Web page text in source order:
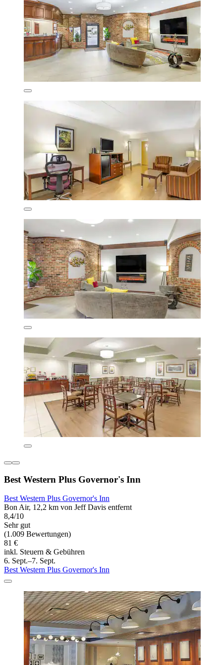
Best Western Plus Governor's Inn
Best Western Plus Governor's Inn
Bon Air, 12,2 km von Jeff Davis entfernt
8,4/10
Sehr gut
(1.009 Bewertungen)
81 €
inkl. Steuern & Gebühren
6. Sept.–7. Sept.
Best Western Plus Governor's Inn